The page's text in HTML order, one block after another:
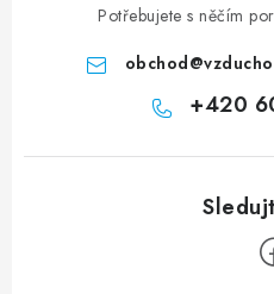
Potřebujete s něčím
obchod@
+420